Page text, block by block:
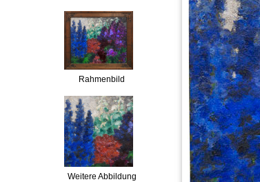
Rahmenbild
Weitere Abbildung